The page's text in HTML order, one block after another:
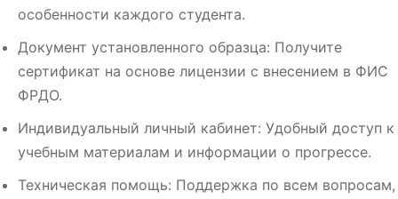
особенности каждого студента.
Документ установленного образца: Получите
сертификат на основе лицензии с внесением в ФИС
ФРДО.
Индивидуальный личный кабинет: Удобный доступ к
учебным материалам и информации о прогрессе.
Техническая помощь: Поддержка по всем вопросам,